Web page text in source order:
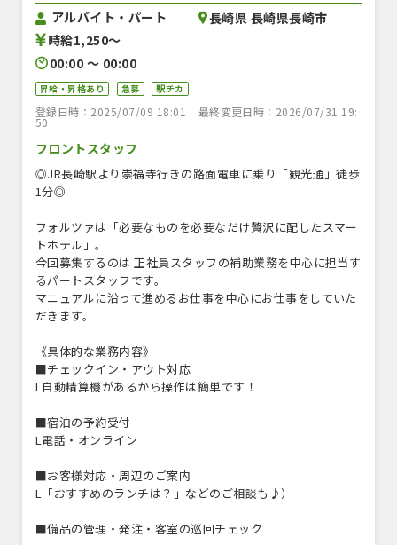
アルバイト・パート
時給1,250〜
00:00 〜 00:00
長崎県 長崎県長崎市
昇給・昇格あり 急募 駅チカ
登録日時：2025/07/09 18:01 最終変更日時：2026/07/31 19:
50
フロントスタッフ
◎JR長崎駅より崇福寺行きの路面電車に乗り「観光通」徒歩
1分◎
フォルツァは「必要なものを必要なだけ贅沢に配したスマー
トホテル」。
今回募集するのは 正社員スタッフの補助業務を中心に担当す
るパートスタッフです。
マニュアルに沿って進めるお仕事を中心にお仕事をしていた
だきます。
《具体的な業務内容》
■チェックイン・アウト対応
L自動精算機があるから操作は簡単です！
■宿泊の予約受付
L電話・オンライン
■お客様対応・周辺のご案内
L「おすすめのランチは？」などのご相談も♪）
■備品の管理・発注・客室の巡回チェック